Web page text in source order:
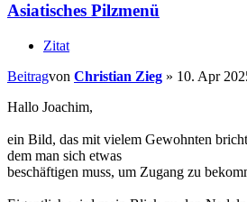
Asiatisches Pilzmenü
Zitat
Beitragvon Christian Zieg » 10. Apr
Hallo Joachim,
ein Bild, das mit vielem Gewohnten
dem man sich etwas
beschäftigen muss, um Zugang zu